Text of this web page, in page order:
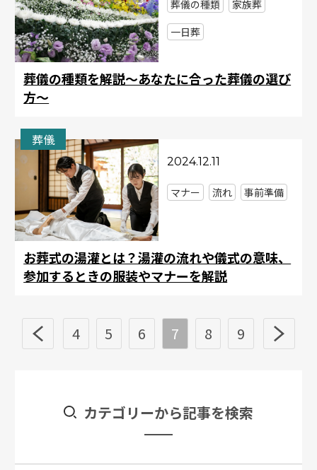
葬儀の種類を解説～あなたに合った葬儀の選び
方～
葬儀の種類
家族葬
一日葬
葬儀
2024.12.11
お葬式の湯灌とは？湯灌の流れや儀式の意味、
参加するときの服装やマナーを解説
マナー 流れ 事前準備
4 5 6 7 8 9
カテゴリーから記事を検索